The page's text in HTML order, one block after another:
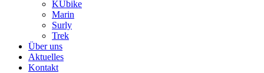
KUbike
Marin
Surly
Trek
Über uns
Aktuelles
Kontakt